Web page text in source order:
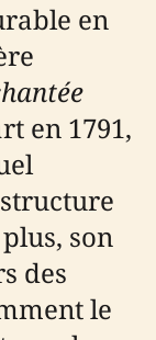
en
en 1791,
son
des
le